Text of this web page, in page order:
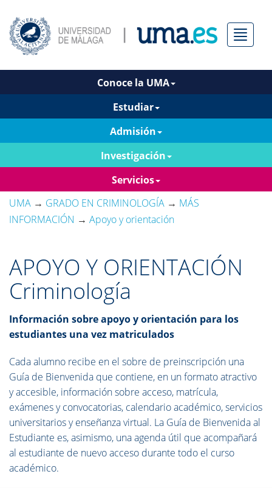
Menú
Conoce la UMA
Estudiar
Admisión
Investigación
Servicios
UMA → GRADO EN CRIMINOLOGÍA → MÁS
INFORMACIÓN → Apoyo y orientación
APOYO Y ORIENTACIÓN
Criminología
Información sobre apoyo y orientación para los
estudiantes una vez matriculados
Cada alumno recibe en el sobre de preinscripción una
Guía de Bienvenida que contiene, en un formato atractivo
y accesible, información sobre acceso, matrícula,
exámenes y convocatorias, calendario académico, servicios
universitarios y enseñanza virtual. La Guía de Bienvenida al
Estudiante es, asimismo, una agenda útil que acompañará
al estudiante de nuevo acceso durante todo el curso
académico.